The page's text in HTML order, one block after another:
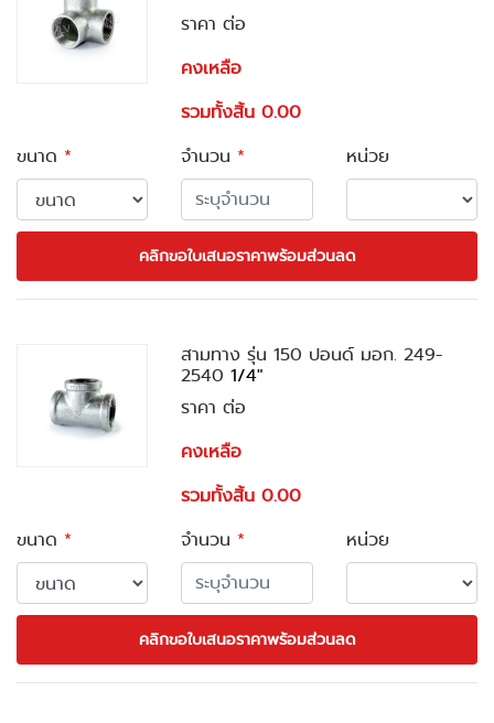
ราคา ต่อ
คงเหลือ
รวมทั้งสิ้น 0.00
ขนาด * จำนวน * หน่วย
คลิกขอใบเสนอราคาพร้อมส่วนลด
สามทาง รุ่น 150 ปอนด์ มอก. 249-
25401/4"
ราคา ต่อ
คงเหลือ
รวมทั้งสิ้น 0.00
ขนาด * จำนวน * หน่วย
คลิกขอใบเสนอราคาพร้อมส่วนลด